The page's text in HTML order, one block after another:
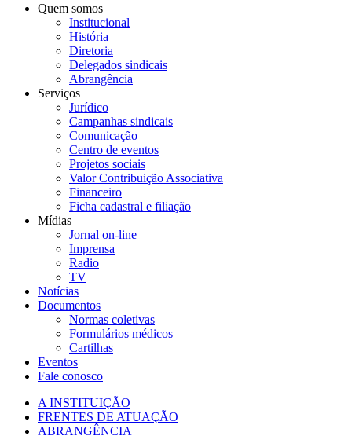
Quem somos
Institucional
História
Diretoria
Delegados sindicais
Abrangência
Serviços
Jurídico
Campanhas sindicais
Comunicação
Centro de eventos
Projetos sociais
Valor Contribuição Associativa
Financeiro
Ficha cadastral e filiação
Mídias
Jornal on-line
Imprensa
Radio
TV
Notícias
Documentos
Normas coletivas
Formulários médicos
Cartilhas
Eventos
Fale conosco
A INSTITUIÇÃO
FRENTES DE ATUAÇÃO
ABRANGÊNCIA